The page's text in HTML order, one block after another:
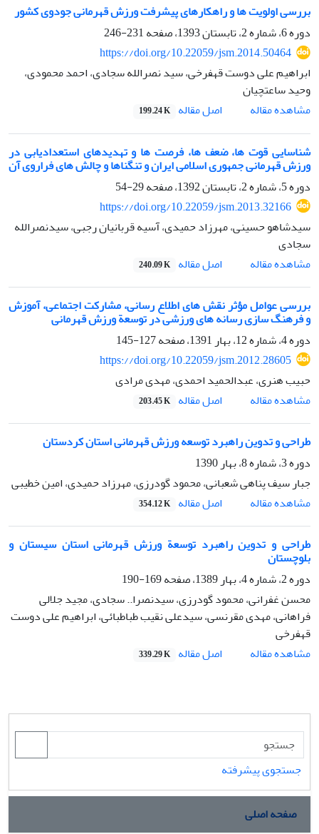
بررسی اولویت ها و راهکارهای پیشرفت ورزش قهرمانی جودوی کشور
دوره 6، شماره 2، تابستان 1393، صفحه
231-246
https://doi.org/10.22059/jsm.2014.50464
ابراهیم علی دوست قهفرخی، سید نصرالله سجادی، احمد محمودی،
وحید ساعتچیان
مشاهده مقاله
اصل مقاله 199.24 K
شناسایی قوت ها، ضعف ها، فرصت ها و تهدیدهای استعدادیابی در
ورزش قهرمانی جمهوری اسلامی ایران و تنگناها و چالش های فراروی آن
دوره 5، شماره 2، تابستان 1392، صفحه
29-54
https://doi.org/10.22059/jsm.2013.32166
سیدشاهو حسینی، مهرزاد حمیدی، آسیه قربانیان رجبی، سیدنصرالله
سجادی
مشاهده مقاله
اصل مقاله 240.09 K
بررسی عوامل مؤثر نقش های اطلاع رسانی، مشارکت اجتماعی، آموزش
و فرهنگ سازی رسانه های ورزشی در توسعة ورزش قهرمانی
دوره 4، شماره 12، بهار 1391، صفحه
127-145
https://doi.org/10.22059/jsm.2012.28605
حبیب هنری، عبدالحمید احمدی، مهدی مرادی
مشاهده مقاله
اصل مقاله 203.45 K
طراحی و تدوین راهبرد توسعه ورزش قهرمانی استان کردستان
دوره 3، شماره 8، بهار 1390
جبار سیف پناهی شعبانی، محمود گودرزی، مهرزاد حمیدی، امین خطیبی
مشاهده مقاله
اصل مقاله 354.12 K
طراحی و تدوین راهبرد توسعة ورزش قهرمانی استان سیستان و
بلوچستان
دوره 2، شماره 4، بهار 1389، صفحه
169-190
محسن غفرانی، محمود گودرزی، سیدنصرا.. سجادی، مجید جلالی
فراهانی، مهدی مقرنسی، سیدعلی نقیب طباطبائی، ابراهیم علی دوست
قهفرخی
مشاهده مقاله
اصل مقاله 339.29 K
جستجوی پیشرفته
صفحه اصلی